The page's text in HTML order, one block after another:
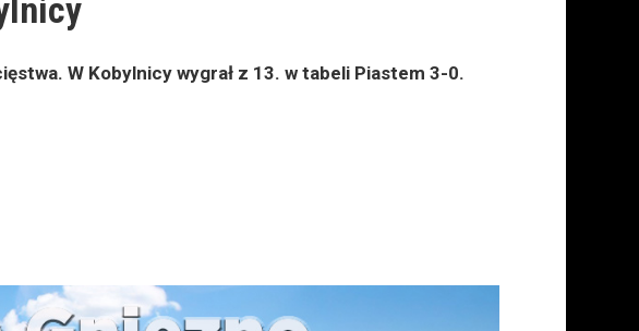
W Kobylnicy wygrał z 13. w tabeli Piastem 3-0.